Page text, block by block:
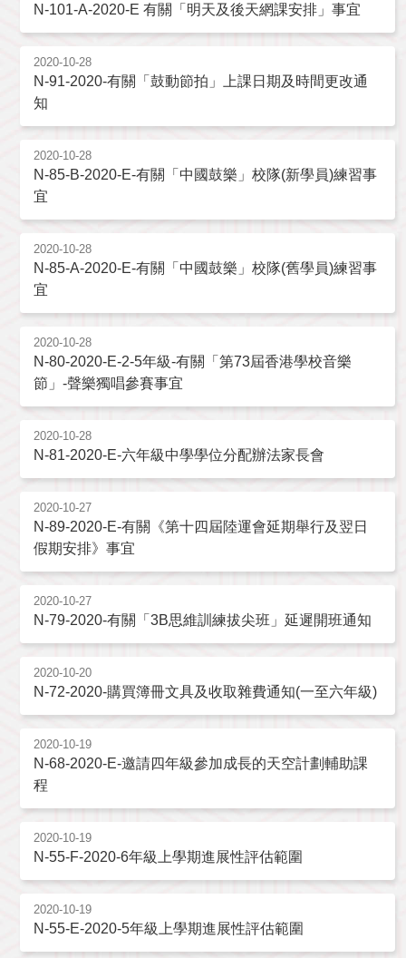
N-101-A-2020-E 有關「明天及後天網課安排」事宜
2020-10-28
N-91-2020-有關「鼓動節拍」上課日期及時間更改通
知
2020-10-28
N-85-B-2020-E-有關「中國鼓樂」校隊(新學員)練習事
宜
2020-10-28
N-85-A-2020-E-有關「中國鼓樂」校隊(舊學員)練習事
宜
2020-10-28
N-80-2020-E-2-5年級-有關「第73屆香港學校音樂
節」-聲樂獨唱參賽事宜
2020-10-28
N-81-2020-E-六年級中學學位分配辦法家長會
2020-10-27
N-89-2020-E-有關《第十四屆陸運會延期舉行及翌日
假期安排》事宜
2020-10-27
N-79-2020-有關「3B思維訓練拔尖班」延遲開班通知
2020-10-20
N-72-2020-購買簿冊文具及收取雜費通知(一至六年級)
2020-10-19
N-68-2020-E-邀請四年級參加成長的天空計劃輔助課
程
2020-10-19
N-55-F-2020-6年級上學期進展性評估範圍
2020-10-19
N-55-E-2020-5年級上學期進展性評估範圍